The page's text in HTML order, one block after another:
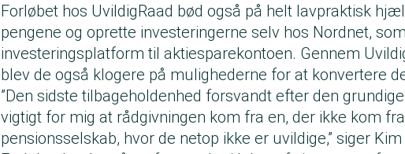
Forløbet hos UvildigRaad bød også på helt lavpraktisk
pengene og oprette investeringerne selv hos Nordnet,
investeringsplatform til aktiesparekontoen. Gennem
blev de også klogere på mulighederne for at konvertere
”Den sidste tilbageholdenhed forsvandt efter den
vigtigt for mig at rådgivningen kom fra en, der ikke kom
pensionsselskab, hvor de netop ikke er uvildige,” siger